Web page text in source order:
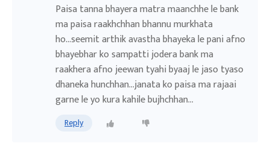
Paisa tanna bhayera matra maanchhe le bank
ma paisa raakhchhan bhannu murkhata
ho...seemit arthik avastha bhayeka le pani afno
bhayebhar ko sampatti jodera bank ma
raakhera afno jeewan tyahi byaaj le jaso tyaso
dhaneka hunchhan...janata ko paisa ma rajaai
garne le yo kura kahile bujhchhan...
Reply